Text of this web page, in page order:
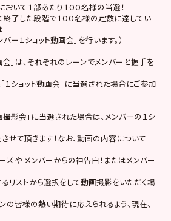
いて１部あたり１００名様の当選！
了した段階で１００名様の定数に達してい
１ショット動画会」を行います。）
会」は、それぞれのレーンでメンバーと握手を
ショット動画会」に当選された場合にご参加
撮影会」に当選された場合は、メンバーの１シ
せて頂きます！なお、動画の内容について
や メンバーからの神告白！またはメンバー
ストから選択をして動画撮影をいただく場
皆様の熱い期待に応えられるよう、現在、